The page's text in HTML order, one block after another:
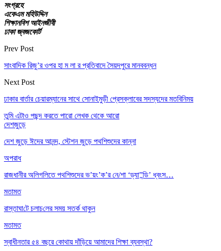
সংগ্রহে
একেএম মহিউদ্দিন
শিক্ষানবিশ আইনজীবী
ঢাকা জ্বজকোর্ট
Prev Post
সাংবাদিক রিজু’র ওপর হা ম লা র প্রতিবাদে সৈয়দপুরে মানববন্ধন
Next Post
ঢাকার বার্তার চেয়ারম্যানের সাথে সোনাইমুড়ী প্রেসক্লাবের সদস্যদের মতবিনিময়
তুমি এটাও পছন্দ করতে পারো লেখক থেকে আরো
দেশজুড়ে
দেশ জুড়ে ঈদের আনন্দ, স্টেশন জুড়ে পথশিশুদের কান্না
অপরাধ
রাজধানীর অলিগলিতে পথশিশুদের ভ’য়ং’ক’র নে/শা ‘ড্যা”ন্ডি’ ধ্বংস…
মতামত
রাস্তাঘা‌টে চলাচ‌লের সময় সতর্ক থাকুন
মতামত
স্বাধীনতার ৫৪ বছরে কোথায় দাঁড়িয়ে আমাদের শিক্ষা ব্যবস্থা?